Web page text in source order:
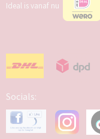
Ideal is vanaf nu
Socials: